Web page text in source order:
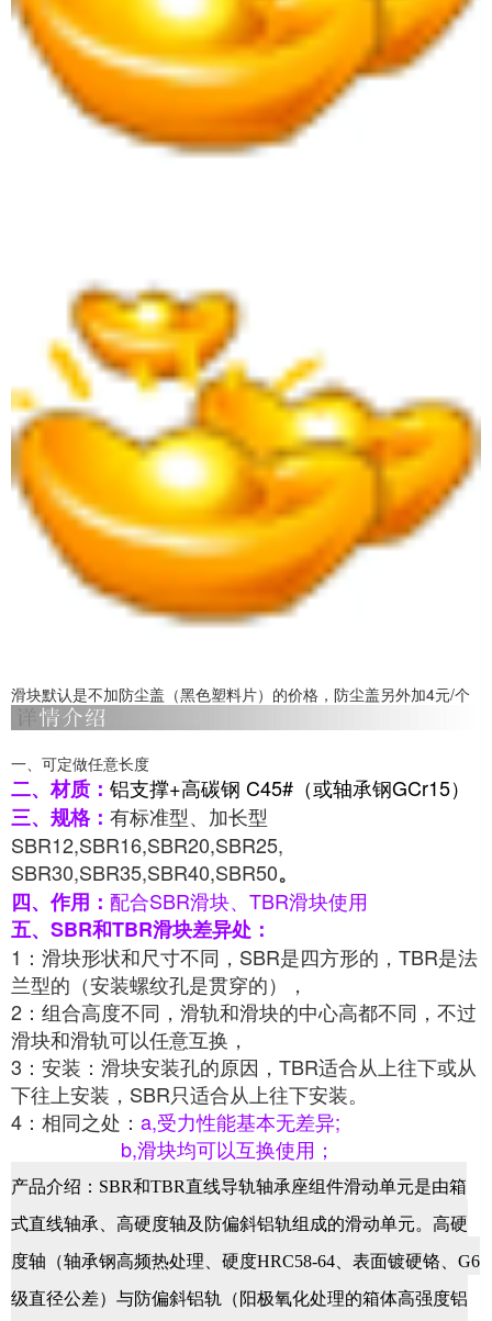
滑块默认是不加防尘盖（黑色塑料片）的价格，防尘盖另外加4元/个
一、可定做任意长度
二、材质： 铝支撑+高碳钢 C45#（或轴承钢GCr15）
三、规格： 有标准型、加长型
SBR12,SBR16,SBR20,SBR25,
SBR30,SBR35,SBR40,SBR50。
四、作用： 配合SBR滑块、TBR滑块使用
五、SBR和TBR滑块差异处：
1：滑块形状和尺寸不同，SBR是四方形的，TBR是法
兰型的（安装螺纹孔是贯穿的），
2：组合高度不同，滑轨和滑块的中心高都不同，不过
滑块和滑轨可以任意互换，
3：安装：滑块安装孔的原因，TBR适合从上往下或从
下往上安装，SBR只适合从上往下安装。
4：相同之处： a,受力性能基本无差异;
b,滑块均可以互换使用；
产品介绍：SBR和TBR直线导轨轴承座组件滑动单元是由箱
式直线轴承、高硬度轴及防偏斜铝轨组成的滑动单元。高硬
度轴（轴承钢高频热处理、硬度HRC58-64、表面镀硬铬、G6
级直径公差）与防偏斜铝轨（阳极氧化处理的箱体高强度铝